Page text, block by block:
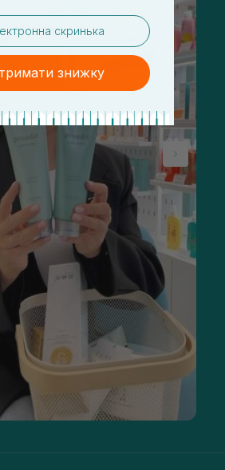
знижку